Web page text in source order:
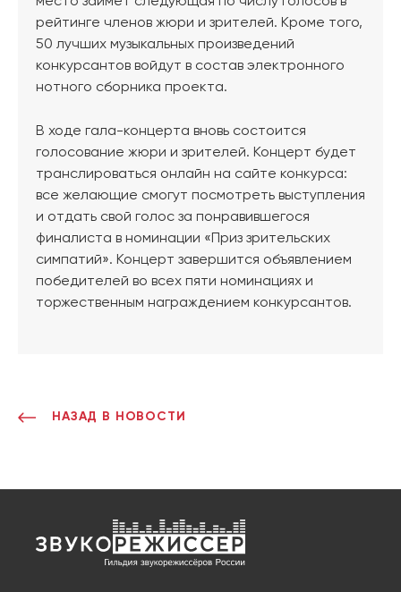
рейтинге членов жюри и зрителей. Кроме того,
50 лучших музыкальных произведений
конкурсантов войдут в состав электронного
нотного сборника проекта.
В ходе гала-концерта вновь состоится
голосование жюри и зрителей. Концерт будет
транслироваться онлайн на сайте конкурса:
все желающие смогут посмотреть выступления
и отдать свой голос за понравившегося
финалиста в номинации «Приз зрительских
симпатий». Концерт завершится объявлением
победителей во всех пяти номинациях и
торжественным награждением конкурсантов.
НАЗАД В НОВОСТИ